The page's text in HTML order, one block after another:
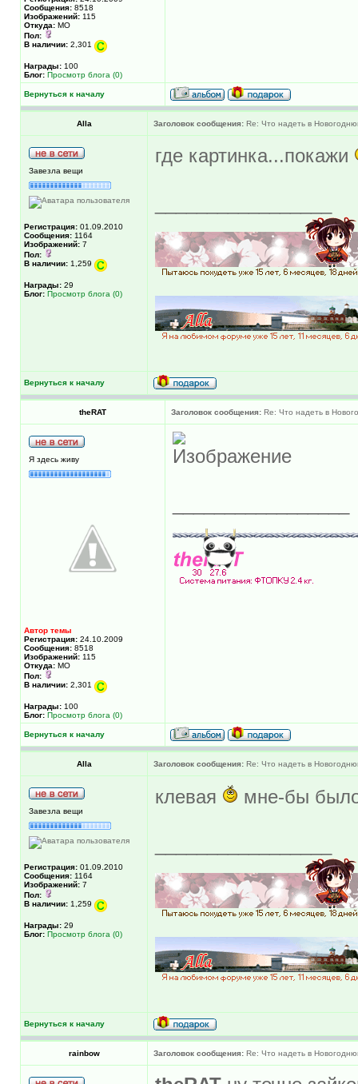
Сообщения: 8518
Изображений: 115
Откуда: МО
Пол:
В наличии: 2,301
Награды: 100
Блог: Просмотр блога (0)
Вернуться к началу
Alla Заголовок сообщения: Re: Что надеть в
Завезла вещи
Регистрация: 01.09.2010
Сообщения: 1164
Изображений: 7
Пол:
В наличии: 1,259
Награды: 29
Блог: Просмотр блога (0)
где картинка...покажи
Вернуться к началу
theRAT Заголовок сообщения: Re: Что надеть в
Я здесь живу
Автор темы
Регистрация: 24.10.2009
Сообщения: 8518
Изображений: 115
Откуда: МО
Пол:
В наличии: 2,301
Награды: 100
Блог: Просмотр блога (0)
Вернуться к началу
Alla Заголовок сообщения: Re: Что надеть в
Завезла вещи
Регистрация: 01.09.2010
Сообщения: 1164
Изображений: 7
Пол:
В наличии: 1,259
Награды: 29
Блог: Просмотр блога (0)
клевая мне-бы
Вернуться к началу
rainbow Заголовок сообщения: Re: Что надеть в